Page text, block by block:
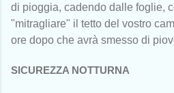
di pioggia, cadendo dalle foglie,
"mitragliare" il tetto del vostro
ore dopo che avrà smesso di
SICUREZZA NOTTURNA